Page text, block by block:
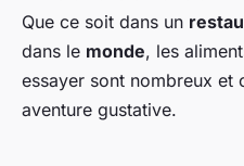
Que ce soit dans un
dans le monde, les
essayer sont nombreux et
aventure gustative.